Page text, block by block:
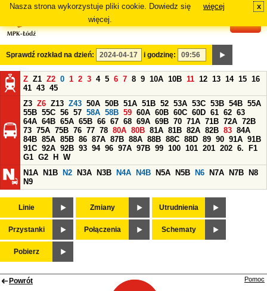
Nasza strona wykorzystuje pliki cookie. Dowiedz się
więcej.
więcej x
Sprawdź rozkład na dzień: i godzinę:
Z Z1 Z2 0 1 2 3 4 5 6 7 8 9 10A 10B 11 12 13 14 15 16
41 43 45
Z3 Z6 Z13 Z43 50A 50B 51A 51B 52 53A 53C 53B 54B 55A
55B 55C 56 57 58A 58B 59 60A 60B 60C 60D 61 62 63
64A 64B 65A 65B 66 67 68 69A 69B 70 71A 71B 72A 72B
73 75A 75B 76 77 78 80A 80B 81A 81B 82A 82B 83 84A
84B 85A 85B 86 87A 87B 88A 88B 88C 88D 89 90 91A 91B
91C 92A 92B 93 94 96 97A 97B 99 100 101 201 202 6.
F1
G1 G2 H
W
N1A
N1B N2 N3A N3B N4A N4B N5A N5B N6 N7A N7B
N8
N9
Linie Zmiany Utrudnienia
Przystanki Połączenia Schematy
Pobierz
Powrót Pomoc